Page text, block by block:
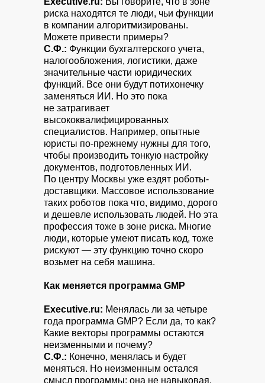
риска находятся те люди, чьи функции
в компании алгоритмизированы.
Можете привести примеры?
С.Ф.: Функции бухгалтерского учета,
налогообложения, логистики, даже
значительные части юридических
функций. Все они будут потихонечку
заменяться ИИ. Но это пока
не затрагивает
высококвалифицированных
специалистов. Например, опытные
юристы по-прежнему нужны для того,
чтобы производить тонкую настройку
документов, подготовленных ИИ.
По центру Москвы уже ездят роботы-
доставщики. Массовое использование
таких роботов пока что, видимо, дорого
и дешевле использовать людей. Но эта
профессия тоже в зоне риска. Многие
люди, которые умеют писать код, тоже
рискуют — эту функцию точно скоро
возьмет на себя машина.
Как меняется программа GMP
Executive.ru: Менялась ли за четыре
года программа GMP? Если да, то как?
Какие векторы программы остаются
неизменными и почему?
С.Ф.: Конечно, менялась и будет
меняться. Но неизменным остался
смысл программы: она не навыковая,